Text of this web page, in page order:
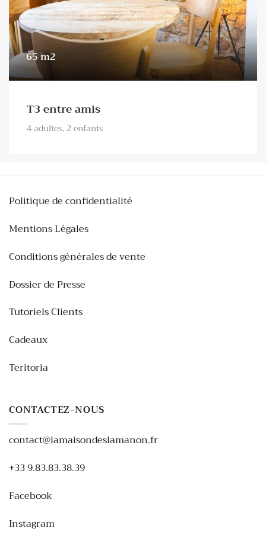
65 m2
T3 entre amis
4 adultes, 2 enfants
Politique de confidentialité
Mentions Légales
Conditions générales de vente
Dossier de Presse
Tutoriels Clients
Cadeaux
Teritoria
CONTACTEZ-NOUS
contact@lamaisondeslamanon.fr
+33 9.83.83.38.39
Facebook
Instagram